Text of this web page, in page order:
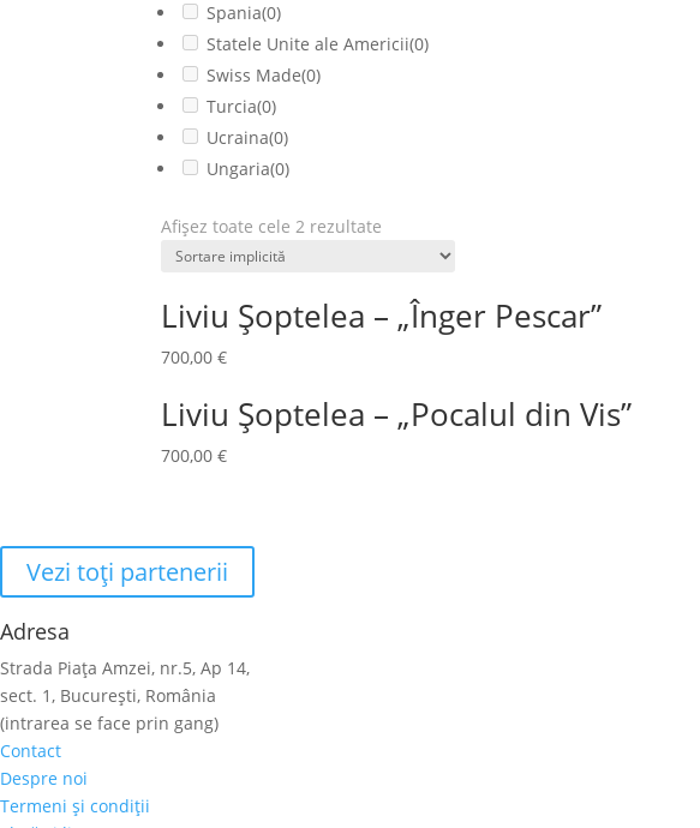
Spania(0)
Statele Unite ale Americii(0)
Swiss Made(0)
Turcia(0)
Ucraina(0)
Ungaria(0)
Afișez toate cele 2 rezultate
Liviu Șoptelea – „Înger Pescar”
700,00€
Liviu Șoptelea – „Pocalul din Vis”
700,00€
Vezi toţi partenerii
Adresa
Strada Piaţa Amzei, nr.5, Ap 14,
sect. 1, Bucureşti, România
(intrarea se face prin gang)
Contact
Despre noi
Termeni şi condiţii